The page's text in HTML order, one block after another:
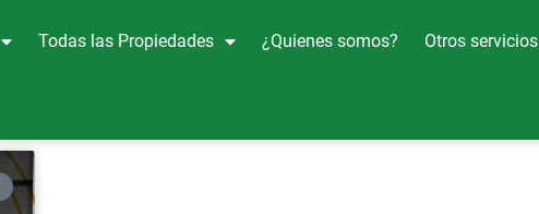
Todas las Propiedades ¿Quienes somos? Otros servicios